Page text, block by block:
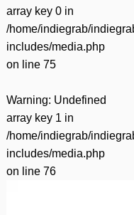
array key 0 in
/home/indiegrab/
includes/media.php
on line 75
Warning: Undefined
array key 1 in
/home/indiegrab/
includes/media.php
on line 76